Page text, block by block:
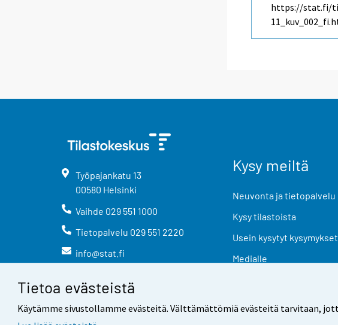
Tietoa evästeistä
Käytämme sivustollamme evästeitä. Välttämättömiä evästeitä tarvitaan,
https://stat.fi/
Työpajankatu 13
00580 Helsinki
Vaihde 029 551 1000
Tietopalvelu 029 551 2220
info@stat.fi
Kysy meiltä
Neuvonta ja tietopalvelu
Kysy tilastoista
Usein kysytyt kysymykset
Medialle